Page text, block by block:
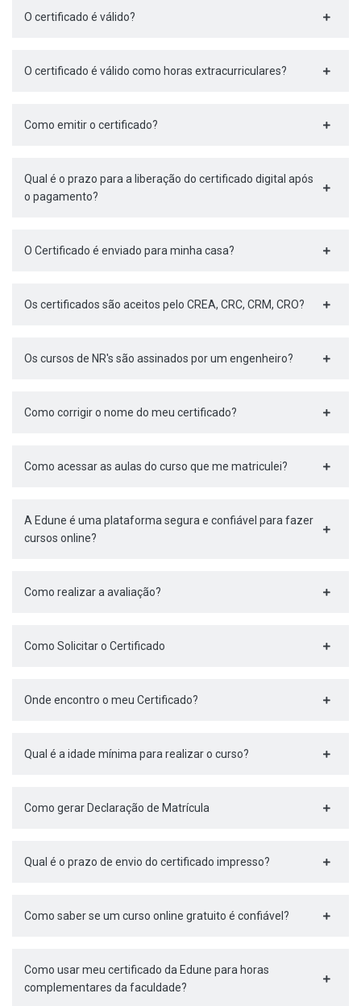
O certificado é válido?
O certificado é válido como horas extracurriculares?
Como emitir o certificado?
Qual é o prazo para a liberação do certificado digital após
o pagamento?
O Certificado é enviado para minha casa?
Os certificados são aceitos pelo CREA, CRC, CRM, CRO?
Os cursos de NR's são assinados por um engenheiro?
Como corrigir o nome do meu certificado?
Como acessar as aulas do curso que me matriculei?
A Edune é uma plataforma segura e confiável para fazer
cursos online?
Como realizar a avaliação?
Como Solicitar o Certificado
Onde encontro o meu Certificado?
Qual é a idade mínima para realizar o curso?
Como gerar Declaração de Matrícula
Qual é o prazo de envio do certificado impresso?
Como saber se um curso online gratuito é confiável?
Como usar meu certificado da Edune para horas
complementares da faculdade?